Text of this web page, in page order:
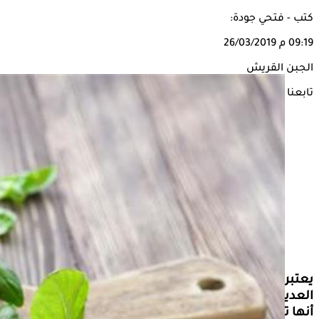
كتب - فتحي جودة:
09:19 م 26/03/2019
الجبن القريش
تابعنا على
يعتبر الجبن القريش أحد منتجات الألبان التي تحتوي على
العديد من العناصر الغذائية الهامة، كالكالسيوم، كما
أنها تتميز بقلة الدهون والسعرات الحرارية، ما يجعلها